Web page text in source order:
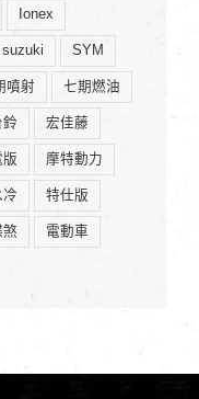
Ionex
suzuki SYM
噴射 七期燃油
鈴 宏佳藤
版 摩特動力
冷 特仕版
煞 電動車